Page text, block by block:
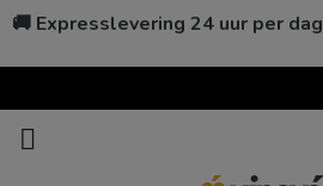
🚚 Expresslevering 24 uur per dag
